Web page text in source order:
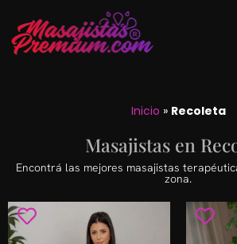
Inicio » Recoleta
Masajistas en
Encontrá las mejores masajistas
zona.